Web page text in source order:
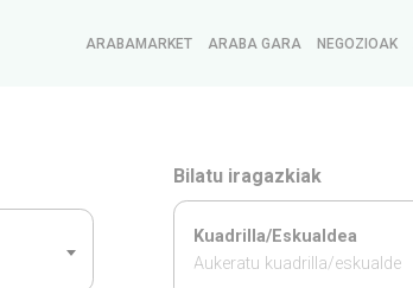
ARABAMARKET ARABA GARA NEGOZIOAK
Bilatu iragazkiak
Kuadrilla/Eskualdea
Aukeratu kuadrilla/eskualde